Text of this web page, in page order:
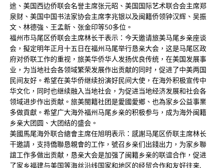
途、美国西边侨联会名誉主席张元昭、美国国际艺术联合会主席郑
泉财、美国中国书法家协会主席李兆银以及闽籍侨领钟汉辉、吴振
文、林德強、王孟新、张金印等50多位。
福州市马尾区侨联会主席林长干表示：今天邀请旅美马尾乡亲座谈
会，擬定明年正月十五日在福州马尾举行恳亲大会，这是马尾区政
府对侨联工作的重视，旅美华侨华人发扬优良传统，在美国发展事
业，为当地社会各领域繁荣发展作出贡献的同时，促进了中美两国
民间友好。希望在美华侨继续扮演好民间大使，在海外积极宣传中
华文化，同时也继续融入当地社会，为促进当地经济发展和社会各
领域进步作出贡献。旅美閩籍社团是愛國愛鄉、也為家乡公益事業
多做貢獻。希望广大海外福州马尾乡亲的积极参与，成为海外闽籍
乡亲大团圆、大团结的盛会。
美國馬尾海外联合總會主席任旭明表示：感謝马尾区侨联主席林长
干邀請，支持僑聯恳親會的工作，號召乡亲们出錢出力，为家乡聯
誼工作多做出贡献，恳亲大会是加强了闽籍乡亲的联谊合作，促进
了家乡福建与美国等海丝沿线国家和地区的经贸合作和友好往来,